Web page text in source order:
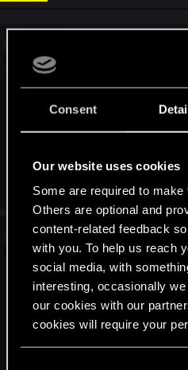
Consent
Our website uses cookies
Some are required to
Others are optional and
content-related feedback
with you. To help us reach
social media, with
interesting, occasionally
our cookies with our
cookies will require your
ruszają ustami i nie słyszę
Brak dźwięku
każdym języku.
wieśka, lecz nie słychać
dodatkach. Przechodniów